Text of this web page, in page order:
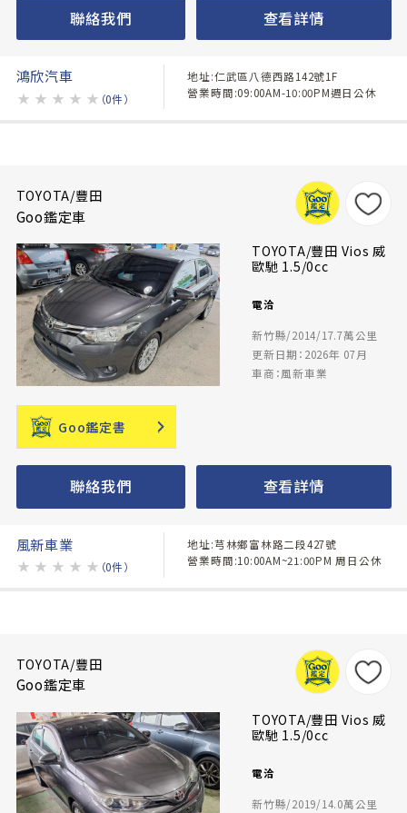
聯絡我們 查看詳情
鴻欣汽車
★ ★ ★ ★ ★ （0件）
地址:仁武區八德西路142號1F
營業時間:09:00AM-10:00PM週日公休
TOYOTA/豐田
Goo鑑定車
TOYOTA/豐田 Vios 威
歐馳 1.5/0cc
電洽
新竹縣/2014/17.7萬公里
更新日期：2026年 07月
車商：風新車業
Goo鑑定書
聯絡我們 查看詳情
風新車業
★ ★ ★ ★ ★ （0件）
地址:芎林鄉富林路二段427號
營業時間:10:00AM~21:00PM 周日公休
TOYOTA/豐田
Goo鑑定車
TOYOTA/豐田 Vios 威
歐馳 1.5/0cc
電洽
新竹縣/2019/14.0萬公里